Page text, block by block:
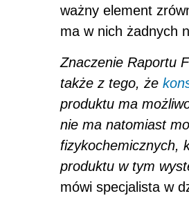
ważny element
ma w nich żadnych
Znaczenie Raportu
także z tego, że
produktu ma
nie ma natomiast
fizykochemicznych,
produktu w tym
mówi specjalista w